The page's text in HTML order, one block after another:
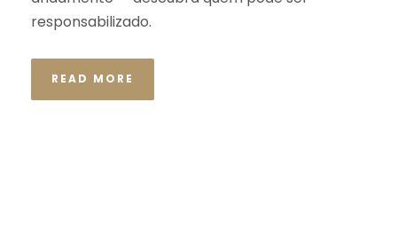
responsabilizado.
READ MORE